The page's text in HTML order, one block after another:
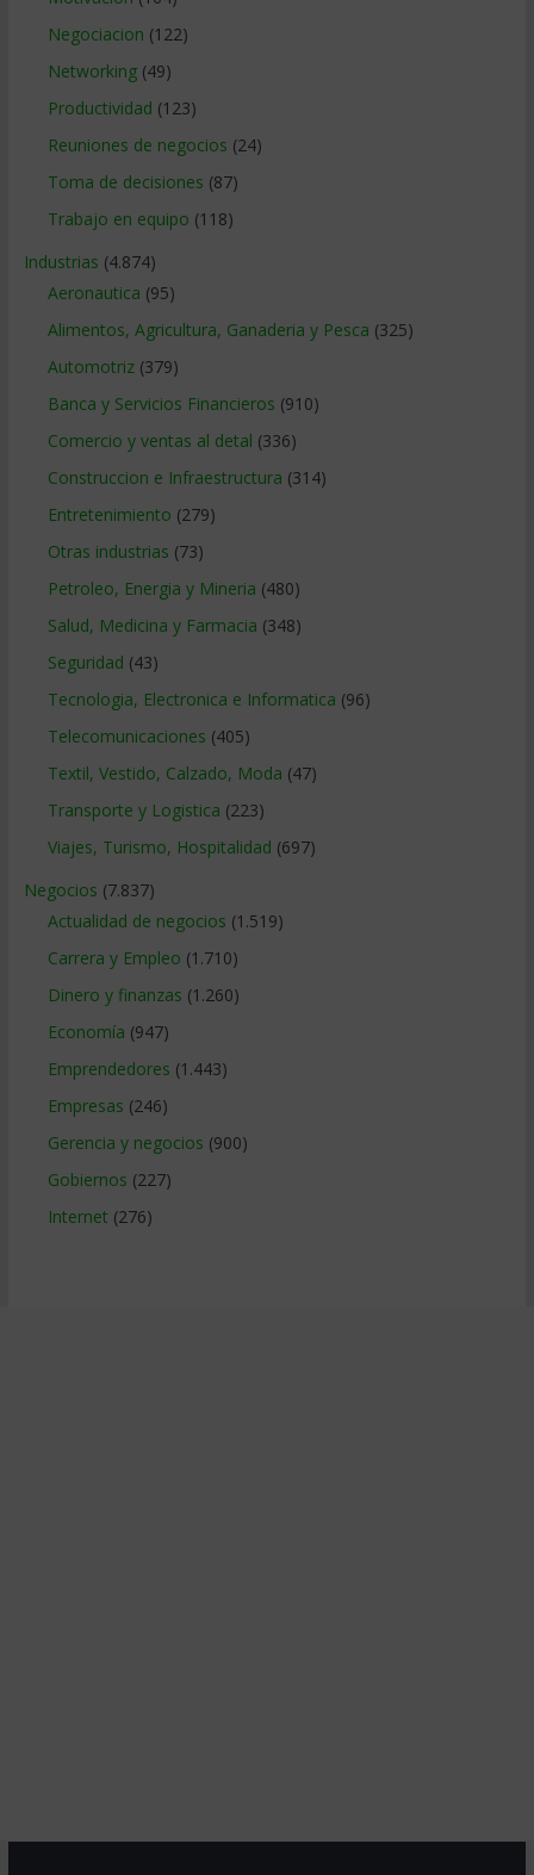
Negociacion (122)
Networking(49)
Productividad (123)
Reuniones de negocios (24)
Toma de decisiones (87)
Trabajo en equipo (118)
Industrias (4.874)
Aeronautica (95)
Alimentos, Agricultura, Ganaderia y Pesca (325)
Automotriz(379)
Banca y Servicios Financieros (910)
Comercio y ventas al detal (336)
Construccion e Infraestructura (314)
Entretenimiento (279)
Otras industrias (73)
Petroleo, Energia y Mineria (480)
Salud, Medicina y Farmacia (348)
Seguridad (43)
Tecnologia, Electronica e Informatica (96)
Telecomunicaciones (405)
Textil, Vestido, Calzado, Moda (47)
Transporte y Logistica (223)
Viajes, Turismo, Hospitalidad (697)
Negocios (7.837)
Actualidad de negocios (1.519)
Carrera y Empleo (1.710)
Dinero y finanzas (1.260)
Economía (947)
Emprendedores (1.443)
Empresas (246)
Gerencia y negocios (900)
Gobiernos (227)
Internet (276)